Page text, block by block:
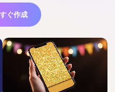
ぐ作成